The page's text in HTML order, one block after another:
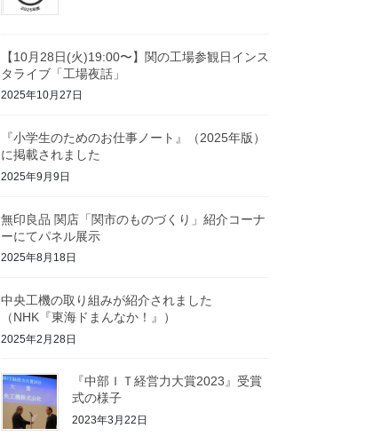
【10月28日(火)19:00〜】関の工場参観日インス
タライブ「工場夜話」
2025年10月27日
『小学生のためのお仕事ノート』（2025年版）
に掲載されました
2025年9月9日
無印良品 関店「関市のものづくり」紹介コーナ
ーにてパネル展示
2025年8月18日
中央工機の取り組みが紹介されました
（NHK『東海ドまんなか！』）
2025年2月28日
『中部ＩＴ経営力大賞2023』受賞
式の様子
2023年3月22日